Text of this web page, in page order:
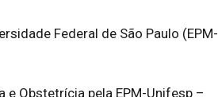
Federal de São Paulo (EPM-
e Obstetrícia pela EPM-Unifesp –